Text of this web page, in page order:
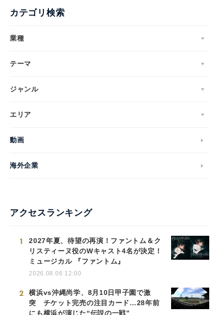
カテゴリ検索
業種
テーマ
ジャンル
エリア
動画
海外企業
アクセスランキング
1
2027年夏、待望の再演！ファントム＆ク
リスティーヌ役のWキャスト4名が決定！
ミュージカル 『ファントム』
2026.08.06 12:00
2
横浜vs沖縄尚学、8月10日甲子園で激
突 チケット完売の注目カード…28年前
にも横浜が演じた“伝説の一戦”